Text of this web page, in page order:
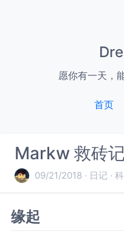
愿你有一天，
首页
Markw 救砖记
09/21/2018 日记
缘起